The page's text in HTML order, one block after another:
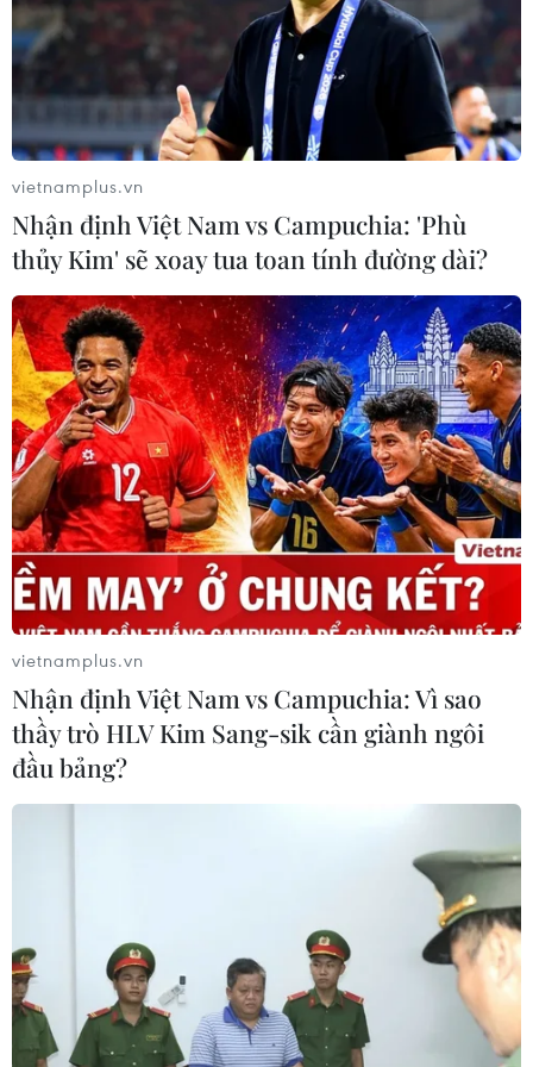
Giá dầu thô Mỹ chạm đỉnh trong hơn 1
năm, tiến sát mốc 100 USD
28/09/2023 01:27
Giá dầu ngọt nhẹ WTI của Mỹ giao tháng 11 tăng 3,6%,
lên 93,68 USD/thùng khi các nhà giao dịch dầu mỏ bắt
đầu cân nhắc mức giá 100 USD.
Giá vàng thế giới tiếp tục giảm mạnh,
thương hiệu SJC ít biến động
28/09/2023 02:36
vietnamplus.vn
Nhận định Việt Nam vs Campuchia: 'Phù
thủy Kim' sẽ xoay tua toan tính đường dài?
vietnamplus.vn
Nhận định Việt Nam vs Campuchia: Vì sao
thầy trò HLV Kim Sang-sik cần giành ngôi
đầu bảng?